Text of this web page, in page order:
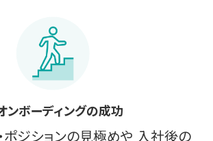
ンボーディングの成功
ポジションの見極めや 入社後の